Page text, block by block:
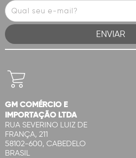
GM COMÉRCIO E
IMPORTAÇÃO LTDA
RUA SEVERINO LUIZ DE
FRANÇA, 211
58102-600, CABEDELO
BRASIL